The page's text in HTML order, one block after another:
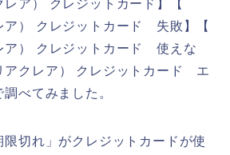
レア） クレジットカード】【
ア） クレジットカード 失敗】【
ア） クレジットカード 使えな
アクレア） クレジットカード エ
べてみました。
切れ」がクレジットカードが使